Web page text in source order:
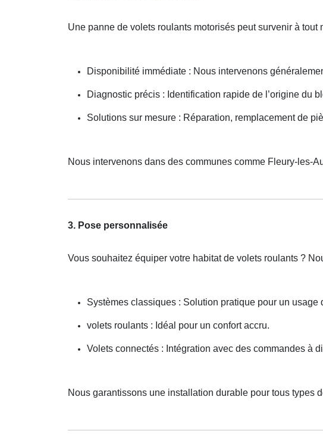
Une panne de volets roulants motorisés peut survenir à
Disponibilité immédiate : Nous intervenons
Diagnostic précis : Identification rapide de l’origine du
Solutions sur mesure : Réparation, remplacement de
Nous intervenons dans des communes comme Fleury-les-
3. Pose personnalisée
Vous souhaitez équiper votre habitat de volets roulants ?
Systèmes classiques : Solution pratique pour un usage
volets roulants : Idéal pour un confort accru.
Volets connectés : Intégration avec des commandes à
Nous garantissons une installation durable pour tous types